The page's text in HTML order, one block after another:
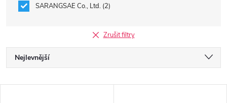
SARANGSAE Co., Ltd. 2
Zrušit filtry
Ř
a
Nejlevnější